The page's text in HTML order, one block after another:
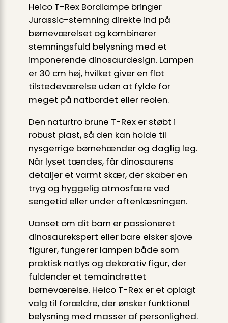
Heico T-Rex Bordlampe bringer
Jurassic-stemning direkte ind på
børneværelset og kombinerer
stemningsfuld belysning med et
imponerende dinosaurdesign. Lampen
er 30 cm høj, hvilket giver en flot
tilstedeværelse uden at fylde for
meget på natbordet eller reolen.
Den naturtro brune T-Rex er støbt i
robust plast, så den kan holde til
nysgerrige børnehænder og daglig leg.
Når lyset tændes, får dinosaurens
detaljer et varmt skær, der skaber en
tryg og hyggelig atmosfære ved
sengetid eller under aftenlæsningen.
Uanset om dit barn er passioneret
dinosaurekspert eller bare elsker sjove
figurer, fungerer lampen både som
praktisk natlys og dekorativ figur, der
fuldender et temaindrettet
børneværelse. Heico T-Rex er et oplagt
valg til forældre, der ønsker funktionel
belysning med masser af personlighed.